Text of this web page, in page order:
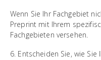
Wenn Sie Ihr Fachgebiet
Preprint mit Ihrem
Fachgebieten versehen.
6. Entscheiden Sie, wie